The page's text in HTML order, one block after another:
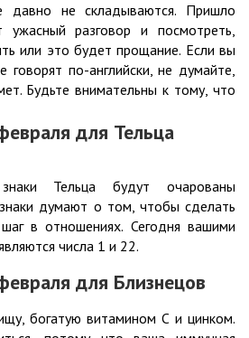
давно не складываются. Пришло
ужасный разговор и посмотреть,
или это будет прощание. Если вы
говорят по-английски, не думайте,
Будьте внимательны к тому, что
для Тельца
Тельца будут очарованы
думают о том, чтобы сделать
в отношениях. Сегодня вашими
числа 1 и 22.
для Близнецов
богатую витамином С и цинком.